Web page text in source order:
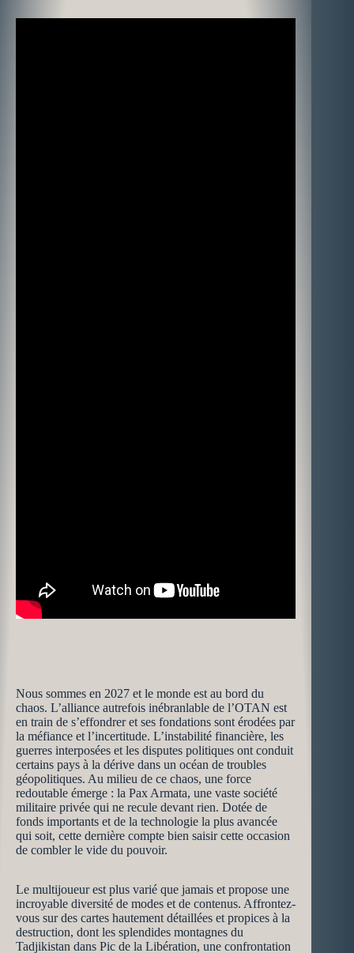
Nous sommes en 2027 et le monde est au bord du
chaos. L’alliance autrefois inébranlable de l’OTAN est
en train de s’effondrer et ses fondations sont érodées par
la méfiance et l’incertitude. L’instabilité financière, les
guerres interposées et les disputes politiques ont conduit
certains pays à la dérive dans un océan de troubles
géopolitiques. Au milieu de ce chaos, une force
redoutable émerge : la Pax Armata, une vaste société
militaire privée qui ne recule devant rien. Dotée de
fonds importants et de la technologie la plus avancée
qui soit, cette dernière compte bien saisir cette occasion
de combler le vide du pouvoir.
Le multijoueur est plus varié que jamais et propose une
incroyable diversité de modes et de contenus. Affrontez-
vous sur des cartes hautement détaillées et propices à la
destruction, dont les splendides montagnes du
Tadjikistan dans Pic de la Libération, une confrontation